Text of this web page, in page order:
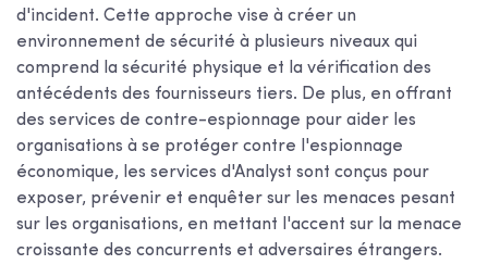
d'incident. Cette approche vise à créer un
environnement de sécurité à plusieurs niveaux qui
comprend la sécurité physique et la vérification des
antécédents des fournisseurs tiers. De plus, en offrant
des services de contre-espionnage pour aider les
organisations à se protéger contre l'espionnage
économique, les services d'Analyst sont conçus pour
exposer, prévenir et enquêter sur les menaces pesant
sur les organisations, en mettant l'accent sur la menace
croissante des concurrents et adversaires étrangers.